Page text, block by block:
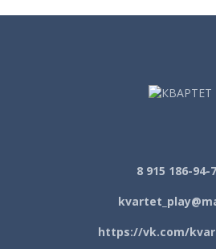
8 915 186-94-
https://vk.com/